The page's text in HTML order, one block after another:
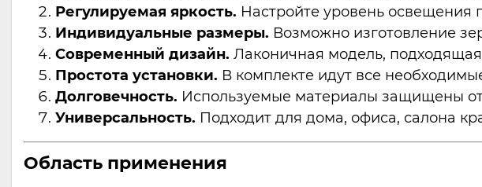
Регулируемая яркость. Настройте уровень освещения
Индивидуальные размеры. Возможно изготовление
Современный дизайн. Лаконичная модель,
Простота установки. В комплекте идут все
Долговечность. Используемые материалы защищены
Универсальность. Подходит для дома, офиса, салона
Область применения